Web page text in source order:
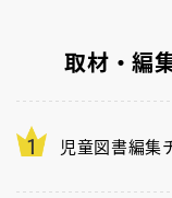
取材・編
児童図書編集